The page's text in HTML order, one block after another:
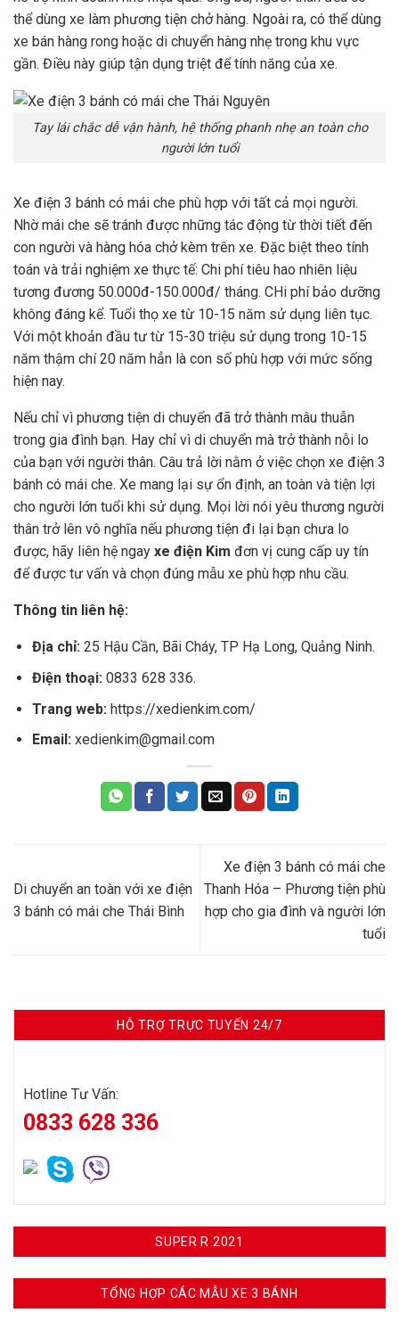
thể dùng xe làm phương tiện chở hàng. Ngoài ra, có thể dùng
xe bán hàng rong hoặc di chuyển hàng nhẹ trong khu vực
gần. Điều này giúp tận dụng triệt để tính năng của xe.
Tay lái chắc dễ vận hành, hệ thống phanh nhẹ an toàn cho
người lớn tuổi
Xe điện 3 bánh có mái che phù hợp với tất cả mọi người.
Nhờ mái che sẽ tránh được những tác động từ thời tiết đến
con người và hàng hóa chở kèm trên xe. Đặc biệt theo tính
toán và trải nghiệm xe thực tế: Chi phí tiêu hao nhiên liệu
tương đương 50.000đ-150.000đ/ tháng. CHi phí bảo dưỡng
không đáng kể. Tuổi thọ xe từ 10-15 năm sử dụng liên tục.
Với một khoản đầu tư từ 15-30 triệu sử dụng trong 10-15
năm thậm chí 20 năm hẳn là con số phù hợp với mức sống
hiện nay.
Nếu chỉ vì phương tiện di chuyển đã trở thành mâu thuẫn
trong gia đình bạn. Hay chỉ vì di chuyển mà trở thành nỗi lo
của bạn với người thân. Câu trả lời nằm ở việc chọn xe điện 3
bánh có mái che. Xe mang lại sự ổn định, an toàn và tiện lợi
cho người lớn tuổi khi sử dụng. Mọi lời nói yêu thương người
thân trở lên vô nghĩa nếu phương tiện đi lại bạn chưa lo
được, hãy liên hệ ngay xe điện Kim đơn vị cung cấp uy tín
để được tư vấn và chọn đúng mẫu xe phù hợp nhu cầu.
Thông tin liên hệ:
Địa chỉ:25 Hậu Cần, Bãi Cháy, TP Hạ Long, Quảng Ninh.
Điện thoại:0833 628 336.
Trang web: https://xedienkim.com/
Email: xedienkim@gmail.com
Di chuyển an toàn với xe điện
3 bánh có mái che Thái Bình
Xe điện 3 bánh có mái che
Thanh Hóa – Phương tiện phù
hợp cho gia đình và người lớn
tuổi
HỖ TRỢ TRỰC TUYẾN 24/7
Hotline Tư Vấn:
0833 628 336
SUPER R 2021
TỔNG HỢP CÁC MẪU XE 3 BÁNH